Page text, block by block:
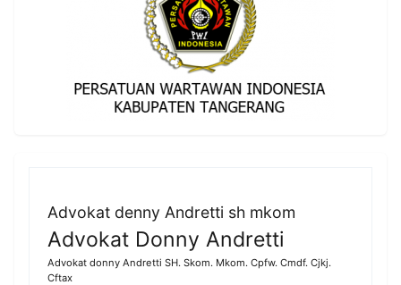
Advokat denny Andretti sh mkom
Advokat Donny Andretti
Advokat donny Andretti SH. Skom. Mkom. Cpfw. Cmdf. Cjkj.
Cftax